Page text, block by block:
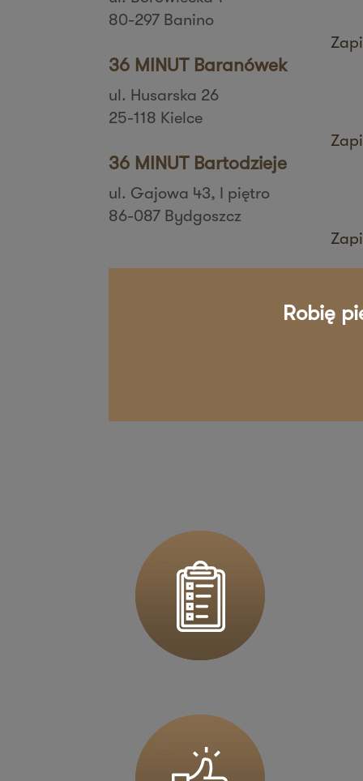
80-297 Banino
36 MINUT Baranówek
ul. Husarska 26
25-118 Kielce
36 MINUT Bartodzieje
ul. Gajowa 43, I piętro
86-087 Bydgoszcz
36 MINUT Brodnica
ul. Długa 2
87-300 Brodnica
36 MINUT Buk
36 MINUT Busko-Zdrój
Robię